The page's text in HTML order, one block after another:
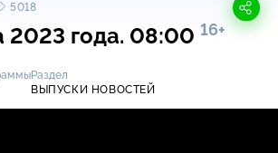
5018
2023 года. 08:00 16+
Раздел
ВЫПУСКИ НОВОСТЕЙ